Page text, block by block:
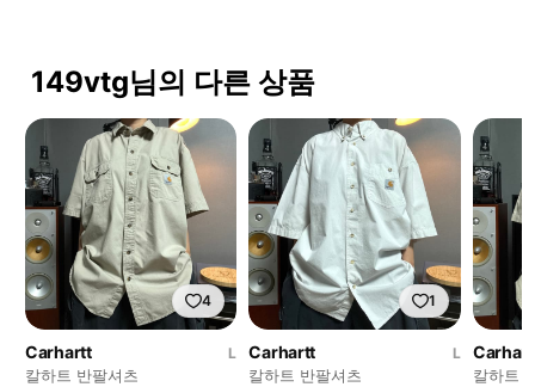
149vtg님의 다른 상품
4
Carhartt
L
칼하트 반팔셔츠
1
Carhartt
L
칼하트 반팔셔츠
칼하트